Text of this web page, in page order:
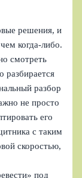
решения, и
когда‑либо.
смотреть
разбирается
разбор
не просто
его
с таким
скоростью,
под